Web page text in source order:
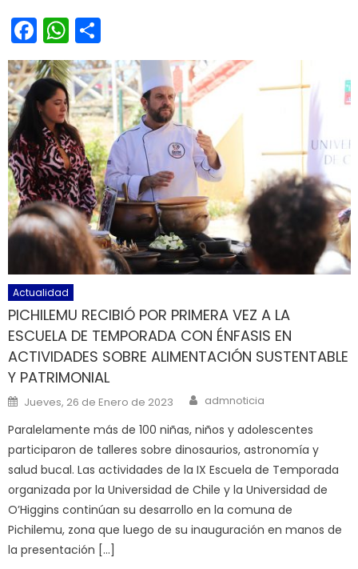
Facebook
WhatsApp
Actualidad
PICHILEMU RECIBIÓ POR PRIMERA VEZ A LA
ESCUELA DE TEMPORADA CON ÉNFASIS EN
ACTIVIDADES SOBRE ALIMENTACIÓN SUSTENTABLE
Y PATRIMONIAL
Posted on
Jueves, 26 de Enero de 2023 Author
admnoticia
Paralelamente más de 100 niñas, niños y adolescentes
participaron de talleres sobre dinosaurios, astronomía y
salud bucal. Las actividades de la IX Escuela de Temporada
organizada por la Universidad de Chile y la Universidad de
O’Higgins continúan su desarrollo en la comuna de
Pichilemu, zona que luego de su inauguración en manos de
la presentación […]